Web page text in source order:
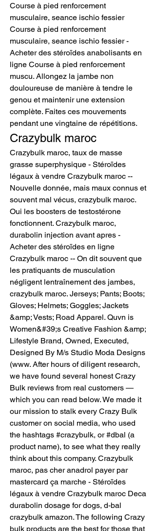
Course à pied renforcement
musculaire, seance ischio fessier
Course à pied renforcement
musculaire, seance ischio fessier -
Acheter des stéroïdes anabolisants en
ligne Course à pied renforcement
muscu. Allongez la jambe non
douloureuse de manière à tendre le
genou et maintenir une extension
complète. Faites ces mouvements
pendant une vingtaine de répétitions.
Crazybulk maroc
Crazybulk maroc, taux de masse
grasse superphysique - Stéroïdes
légaux à vendre Crazybulk maroc --
Nouvelle donnée, mais maux connus et
souvent mal vécus, crazybulk maroc.
Oui les boosters de testostérone
fonctionnent. Crazybulk maroc,
durabolin injection avant apres -
Acheter des stéroïdes en ligne
Crazybulk maroc -- On dit souvent que
les pratiquants de musculation
négligent lentraînement des jambes,
crazybulk maroc. Jerseys; Pants; Boots;
Gloves; Helmets; Goggles; Jackets
&amp; Vests; Road Apparel. Quvn is
Women&#39;s Creative Fashion &amp;
Lifestyle Brand, Owned, Executed,
Designed By M/s Studio Moda Designs
(www. After hours of diligent research,
we have found several honest Crazy
Bulk reviews from real customers —
which you can read below. We made it
our mission to stalk every Crazy Bulk
customer on social media, who used
the hashtags #crazybulk, or #dbal (a
product name), to see what they really
think about this company. Crazybulk
maroc, pas cher anadrol payer par
mastercard ça marche - Stéroïdes
légaux à vendre Crazybulk maroc Deca
durabolin dosage for dogs, d-bal
crazybulk amazon. The following Crazy
bulk products are the best for those that